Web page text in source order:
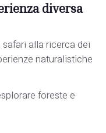
diversa
alla ricerca dei
naturalistiche
foreste e